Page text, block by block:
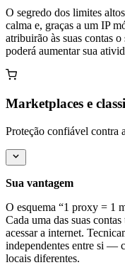
O segredo dos limites
calma e, graças a um IP
atribuirão às suas contas
poderá aumentar sua
Marketplaces e
Proteção confiável contra
Sua vantagem
O esquema “1 proxy = 1
Cada uma das suas
acessar a internet.
independentes entre si —
locais diferentes.